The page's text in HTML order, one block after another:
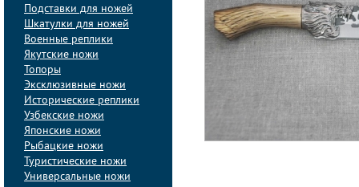
Подставки для ножей
Шкатулки для ножей
Военные реплики
Якутские ножи
Топоры
Эксклюзивные ножи
Исторические реплики
Узбекские ножи
Японские ножи
Рыбацкие ножи
Туристические ножи
Универсальные ножи